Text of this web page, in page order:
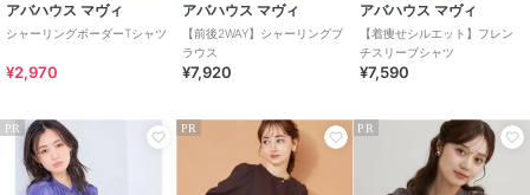
アバハウス マヴィ
シャーリングボーダーTシャツ
¥2,970
アバハウス マヴィ
【前後2WAY】シャーリングブ
ラウス
¥7,920
アバハウス マヴィ
【着痩せシルエット】フレン
チスリーブシャツ
¥7,590
PR PR PR